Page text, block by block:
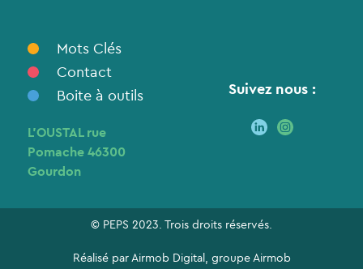
Mots Clés
Contact
Boite à outils
L’OUSTAL rue
Pomache 46300
Gourdon
Suivez nous :
© PEPS 2023. Trois droits réservés.
Réalisé parAirmob Digital, groupeAirmob